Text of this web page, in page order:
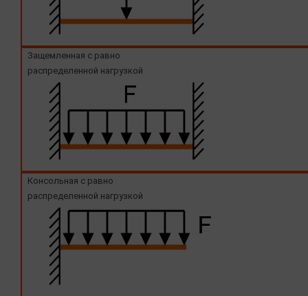
Защемленная с равно
распределенной нагрузкой
Консольная с равно
распределенной нагрузкой